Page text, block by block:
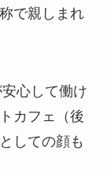
で親しまれ
心して働け
カフェ（後
しての顔も